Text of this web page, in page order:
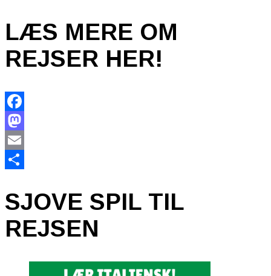
LÆS MERE OM
REJSER HER!
Facebook
Mastodon
Email
SJOVE SPIL TIL
REJSEN